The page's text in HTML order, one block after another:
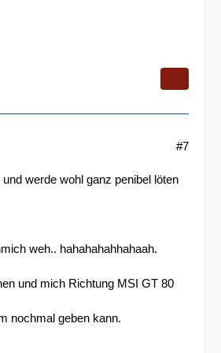
#7
werde wohl ganz penibel löten
weh.. hahahahahhahaah.
und mich Richtung MSI GT 80
nochmal geben kann.